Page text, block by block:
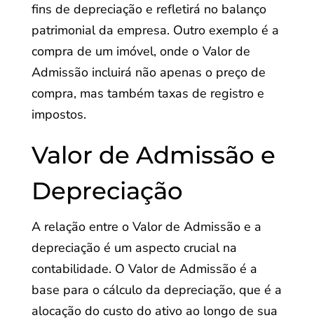
fins de depreciação e refletirá no balanço
patrimonial da empresa. Outro exemplo é a
compra de um imóvel, onde o Valor de
Admissão incluirá não apenas o preço de
compra, mas também taxas de registro e
impostos.
Valor de Admissão e
Depreciação
A relação entre o Valor de Admissão e a
depreciação é um aspecto crucial na
contabilidade. O Valor de Admissão é a
base para o cálculo da depreciação, que é a
alocação do custo do ativo ao longo de sua